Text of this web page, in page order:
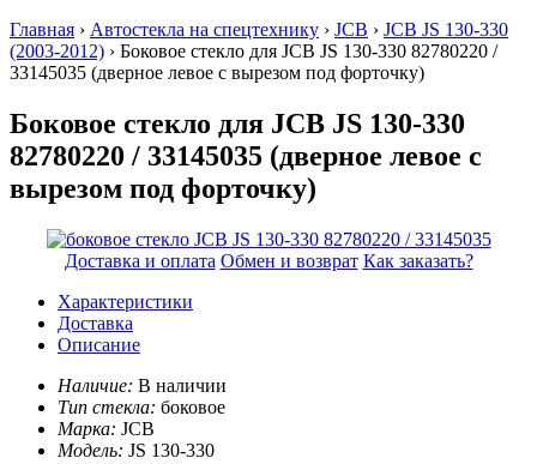
Главная › Автостекла на спецтехнику › JCB › JCB JS 130-330
(2003-2012) › Боковое стекло для JCB JS 130-330 82780220 /
33145035 (дверное левое с вырезом под форточку)
Боковое стекло для JCB JS 130-330
82780220 / 33145035 (дверное левое с
вырезом под форточку)
Доставка и оплата Обмен и возврат Как заказать?
Характеристики
Доставка
Описание
Наличие: В наличии
Тип стекла: боковое
Марка: JCB
Модель: JS 130-330